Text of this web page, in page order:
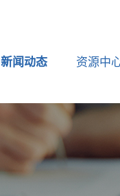
新闻动态 资源中